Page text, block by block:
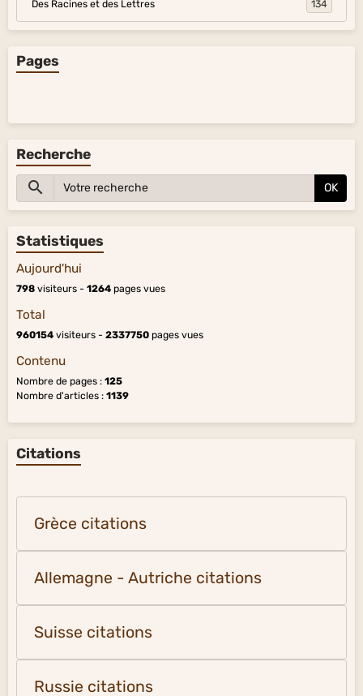
Des Racines et des Lettres 134
Pages
Recherche
OK
Statistiques
Aujourd'hui
798 visiteurs - 1264 pages vues
Total
960154 visiteurs - 2337750 pages vues
Contenu
Nombre de pages : 125
Nombre d'articles : 1139
Citations
Grèce citations
Allemagne - Autriche citations
Suisse citations
Russie citations